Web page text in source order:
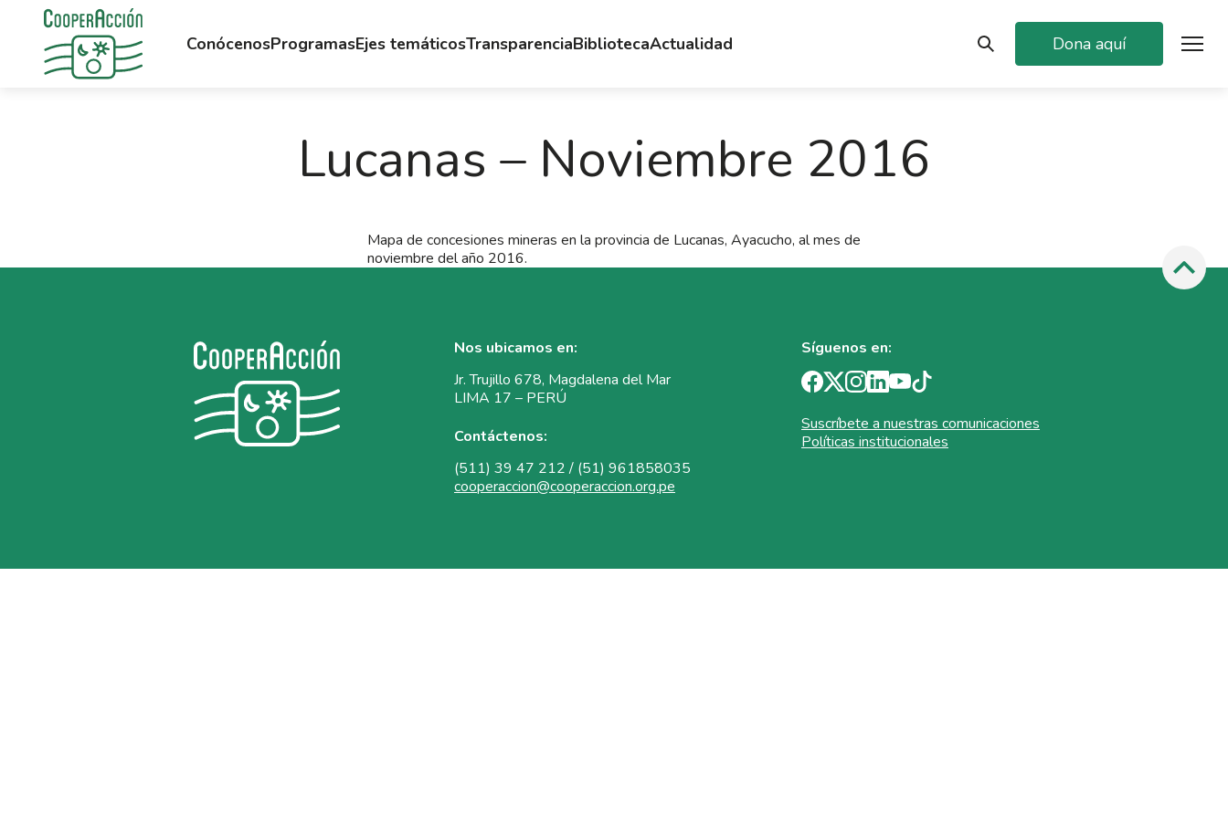
ConócenosProgramasEjes temáticosTransparenciaBibliotecaActualidad Dona aquí
Lucanas – Noviembre 2016
Mapa de concesiones mineras en la provincia de Lucanas, Ayacucho, al mes de
noviembre del año 2016.
Nos ubicamos en:
Jr. Trujillo 678, Magdalena del Mar
LIMA 17 – PERÚ
Contáctenos:
(511) 39 47 212 / (51) 961858035
cooperaccion@cooperaccion.org.pe
Síguenos en:
Suscríbete a nuestras comunicaciones
Políticas institucionales